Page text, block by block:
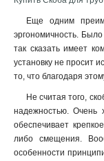
Еще одним
эргономичность.
так сказать имеет
установку не просит
то, что благодаря
Не считая того,
надежностью. Очень
обеспечивает
либо смещения.
особенности